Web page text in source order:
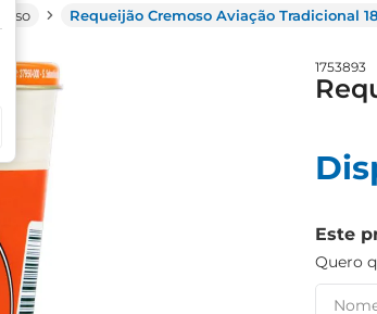
Requeijão Cremoso Aviação Tradicional
1753893
Este
Quero